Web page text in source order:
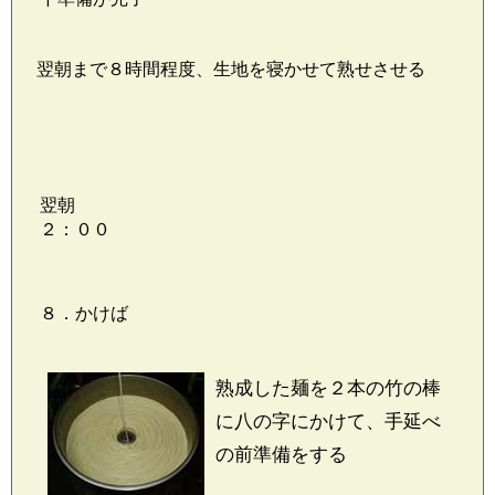
翌朝まで８時間程度、生地を寝かせて熟せさせる
翌朝
２：００
８．かけば
熟成した麺を２本の竹の棒
に八の字にかけて、手延べ
の前準備をする